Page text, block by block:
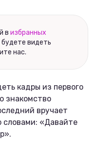
в избранных
видеть
нас.
кадры из первого
знакомство
вручает
словами: «Давайте